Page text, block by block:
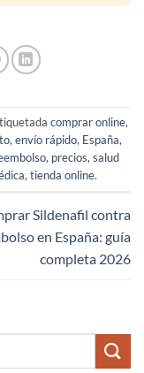
comprar online,
,envío rápido, España,
, precios,salud
,tienda online.
Sildenafil contra
en España: guía
completa 2026